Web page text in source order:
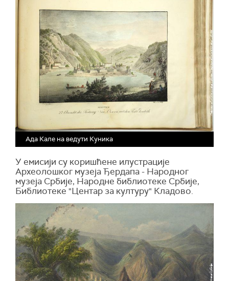
Ада Кале на ведути Куника
У емисији су коришћене илустрације
Археолошког музеја Ђердапа - Народног
музеја Србије, Народне библиотеке Србије,
Библиотеке "Центар за културу" Кладово.